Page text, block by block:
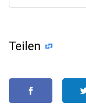
Teilen